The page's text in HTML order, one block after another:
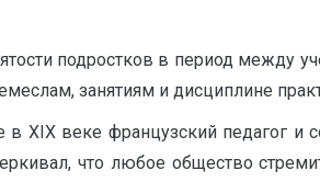
подростков в период
занятиям и дисциплине
в XIX веке французский
что любое общество